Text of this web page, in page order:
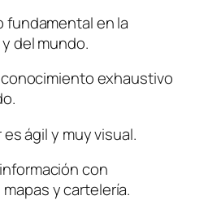
fundamental en la
del mundo.
conocimiento exhaustivo
ágil y muy visual.
con
y cartelería.